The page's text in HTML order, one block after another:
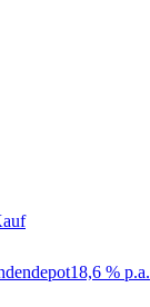
18,6 % p.a.